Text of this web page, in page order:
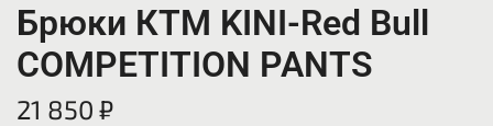
Брюки КТМ KINI-Red Bull
COMPETITION PANTS
21 850 ₽